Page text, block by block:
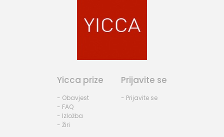
Yicca prize
- Obavjest
- FAQ
- Izložba
- Žiri
Prijavite se
- Prijavite se